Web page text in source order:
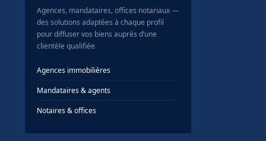
Agences, mandataires, offices notariaux —
des solutions adaptées à chaque profil
pour diffuser vos biens auprès d’une
clientèle qualifiée.
Agences immobilières
Mandataires & agents
Notaires & offices